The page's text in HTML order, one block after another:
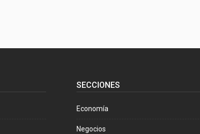
SECCIONES
Economía
Negocios